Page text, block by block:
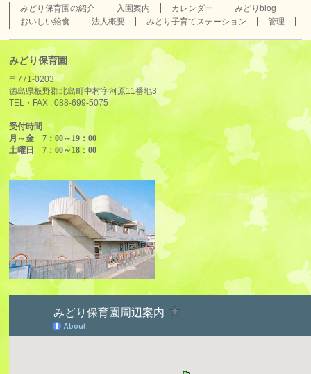
みどり保育園の紹介 入園案内 カレンダー
みどりblog
おいしい給食
法人概要 みどり子育てステーション 管理
みどり保育園
〒771-0203
徳島県板野郡北島町中村字河原11番地3
TEL・FAX :088-699-5075
受付時間
月～金 7：00～19：00
土曜日 7：00～18：00